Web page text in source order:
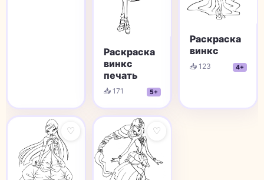
Раскраска
винкс
печать
📥 171 5+
Раскраска
винкс
📥 123 4+
♡ ♡